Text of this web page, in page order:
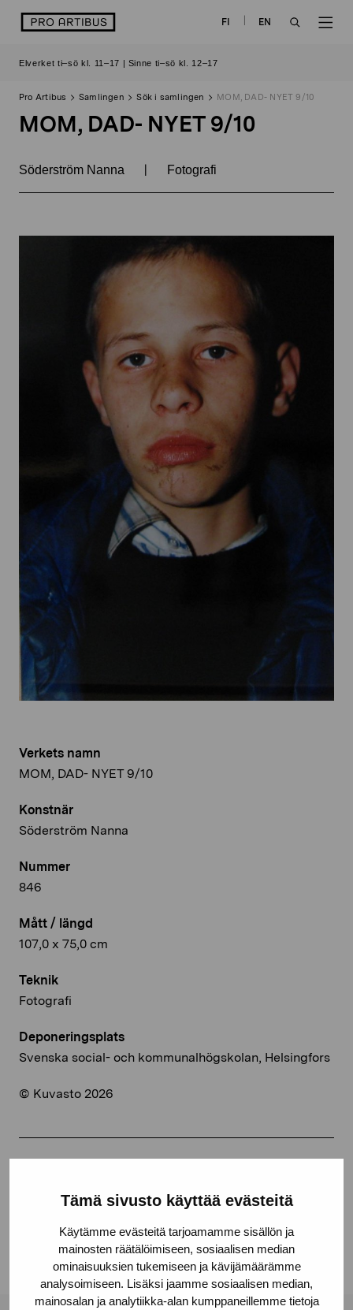
Tämä sivusto käyttää evästeitä
Käytämme evästeitä tarjoamamme sisällön ja
mainosten räätälöimiseen, sosiaalisen median
ominaisuuksien tukemiseen ja kävijämäärämme
analysoimiseen. Lisäksi jaamme sosiaalisen median,
mainosalan ja analytiikka-alan kumppaneillemme tietoja
logo FI
EN
Elverket ti–sö kl. 11–17 | Sinne ti–sö kl. 12–17
Pro Artibus Samlingen Sök i samlingen MOM, DAD- NYET 9/10
MOM, DAD- NYET 9/10
Söderström Nanna | Fotografi
Verkets namn
MOM, DAD- NYET 9/10
Konstnär
Söderström Nanna
Nummer
846
Mått / längd
107,0 x 75,0 cm
Teknik
Fotografi
Deponeringsplats
Svenska social- och kommunalhögskolan, Helsingfors
© Kuvasto 2026
Facebook
Linkedin